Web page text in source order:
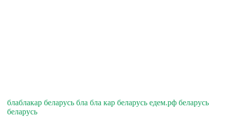
блаблакар беларусь бла бла кар беларусь едем.рф беларусь
беларусь